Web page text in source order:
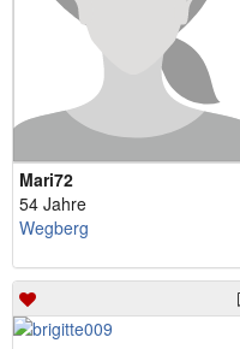
Mari72
54 Jahre
Wegberg